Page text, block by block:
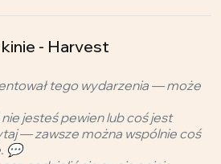
- Harvest
tego wydarzenia — może
jesteś pewien lub coś jest
— zawsze można wspólnie coś
💬